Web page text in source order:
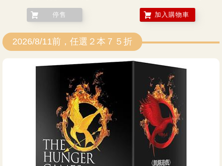
停售 加入購物車
2026/8/11前，任選２本７５折